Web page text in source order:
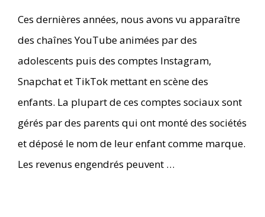
Ces dernières années, nous avons vu apparaître
des chaînes YouTube animées par des
adolescents puis des comptes Instagram,
Snapchat et TikTok mettant en scène des
enfants. La plupart de ces comptes sociaux sont
gérés par des parents qui ont monté des sociétés
et déposé le nom de leur enfant comme marque.
Les revenus engendrés peuvent …